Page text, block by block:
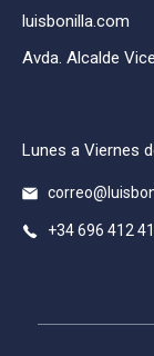
luisbonilla.com
Avda. Alcalde
Lunes a Viernes
+34 696 412